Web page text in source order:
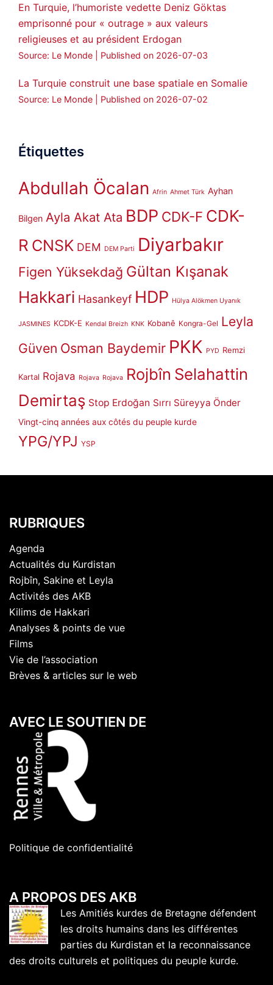
En Turquie, l’humoriste vedette Deniz Göktas
emprisonné pour « outrage » aux valeurs
religieuses et au président Erdogan
Source: Le Monde Published on 2026-07-03
La Turquie construit une base spatiale en Somalie
Source: Le Monde Published on 2026-07-02
Étiquettes
Abdullah Öcalan Afrin Ahmet Türk Ayhan
Bilgen Ayla Akat Ata BDP CDK-F CDK-
R CNSK DEM DEM Parti Diyarbakır
Figen Yüksekdağ Gültan Kışanak
Hakkari Hasankeyf HDP Hülya Alökmen Uyanık
JASMINES KCDK-E Kendal Breizh KNK Kobanê Kongra-Gel Leyla
Güven Osman Baydemir PKK PYD Remzi
Kartal Rojava Rojava Rojava Rojbîn Selahattin
Demirtaş Stop Erdoğan Sırrı Süreyya Önder
Vingt-cinq années aux côtés du peuple kurde
YPG/YPJ YSP
RUBRIQUES
Agenda
Actualités du Kurdistan
Rojbîn, Sakine et Leyla
Activités des AKB
Kilims de Hakkari
Analyses & points de vue
Films
Vie de l’association
Brèves & articles sur le web
AVEC LE SOUTIEN DE
Politique de confidentialité
A PROPOS DES AKB
Les Amitiés kurdes de Bretagne défendent
les droits humains dans les différentes
parties du Kurdistan et la reconnaissance
des droits culturels et politiques du peuple kurde.